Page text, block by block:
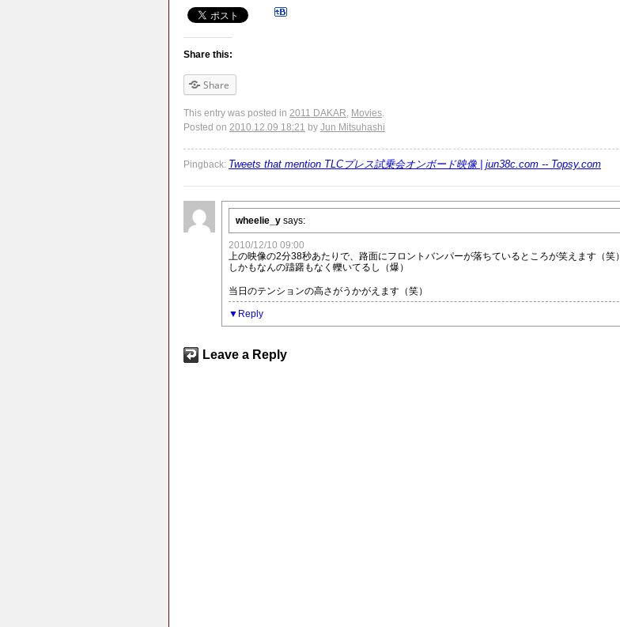
Share this:
Share
This entry was posted in 2011 DAKAR Movies
Posted on 2010.12.09 18:21 by Jun Mitsuhashi
Pingback: Tweets that mention TLCプレス試乗会オンボード映像 | jun38c.com -- Topsy.com
wheelie_y says:
2010/12/10 09:00
上の映像の2分38秒あたりで、路面にフロントバンパーが落ちているところが笑えます（笑）
しかもなんの躊躇もなく轢いてるし（爆）
当日のテンションの高さがうかがえます（笑）
Reply
Leave a Reply